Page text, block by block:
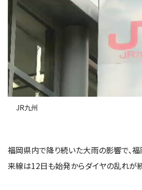
JR九州
福岡県内で降り続いた大雨の影響で、
来線は12日も始発からダイヤの乱れが